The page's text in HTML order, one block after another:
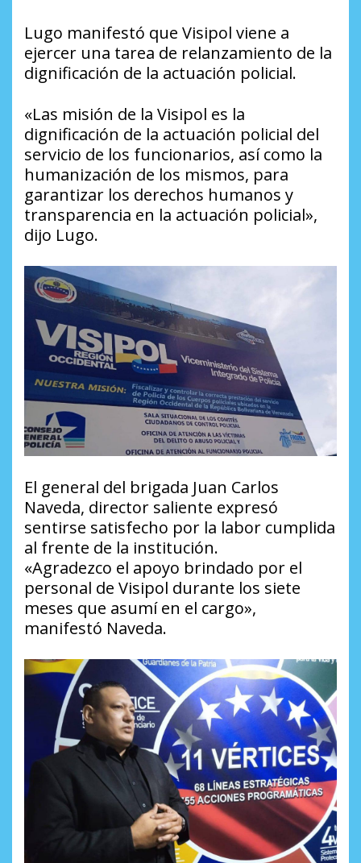
Lugo manifestó que Visipol viene a
ejercer una tarea de relanzamiento de la
dignificación de la actuación policial.
«Las misión de la Visipol es la
dignificación de la actuación policial del
servicio de los funcionarios, así como la
humanización de los mismos, para
garantizar los derechos humanos y
transparencia en la actuación policial»,
dijo Lugo.
El general del brigada Juan Carlos
Naveda, director saliente expresó
sentirse satisfecho por la labor cumplida
al frente de la institución.
«Agradezco el apoyo brindado por el
personal de Visipol durante los siete
meses que asumí en el cargo»,
manifestó Naveda.